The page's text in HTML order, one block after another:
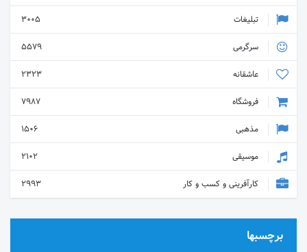
تبلیغات
3005
سرگرمی
5579
عاشقانه
2323
فروشگاه
7987
مذهبی
1506
موسیقی
2102
کارآفرینی و کسب و کار
2993
برچسبها